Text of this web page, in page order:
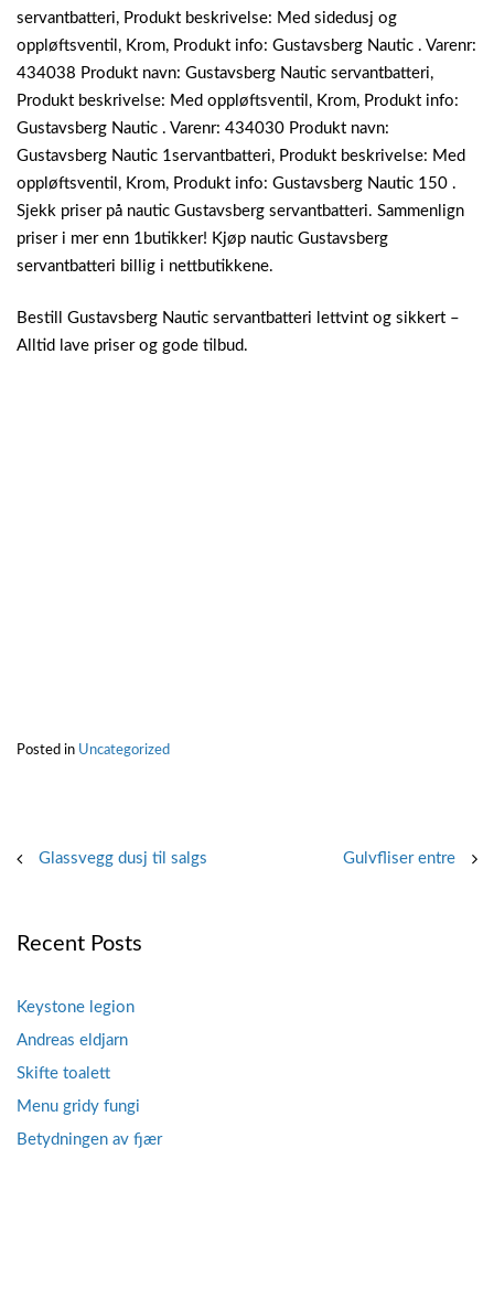
servantbatteri, Produkt beskrivelse: Med sidedusj og
oppløftsventil, Krom, Produkt info: Gustavsberg Nautic . Varenr:
434038 Produkt navn: Gustavsberg Nautic servantbatteri,
Produkt beskrivelse: Med oppløftsventil, Krom, Produkt info:
Gustavsberg Nautic . Varenr: 434030 Produkt navn:
Gustavsberg Nautic 1servantbatteri, Produkt beskrivelse: Med
oppløftsventil, Krom, Produkt info: Gustavsberg Nautic 150 .
Sjekk priser på nautic Gustavsberg servantbatteri. Sammenlign
priser i mer enn 1butikker! Kjøp nautic Gustavsberg
servantbatteri billig i nettbutikkene.
Bestill Gustavsberg Nautic servantbatteri lettvint og sikkert –
Alltid lave priser og gode tilbud.
Posted in Uncategorized
Post
Glassvegg dusj til salgs Gulvfliser entre
Recent Posts
Keystone legion
Andreas eldjarn
Skifte toalett
Menu gridy fungi
Betydningen av fjær